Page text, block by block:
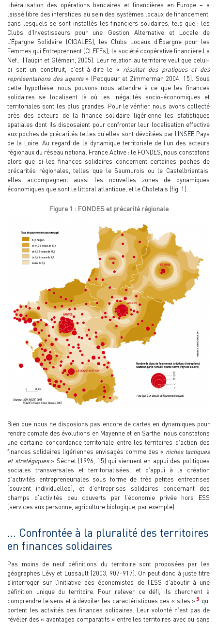
libéralisation des opérations bancaires et financières en Europe – a
laissé libre des interstices au sein des systèmes locaux de financement,
dans lesquels se sont installés les financiers solidaires, tels que : les
Clubs d’Investisseurs pour une Gestion Alternative et Locale de
L’Épargne Solidaire (CIGALES), les Clubs Locaux d’Épargne pour les
Femmes qui Entreprennent (CLEFEs), la société coopérative financière La
Nef… (Taupin et Glémain, 2005). Leur relation au territoire veut que celui-
ci soit un construit, c’est-à-dire le « résultat des pratiques et des
représentations des agents» (Pecqueur et Zimmerman 2004, 15). Sous
cette hypothèse, nous pouvons nous attendre à ce que les finances
solidaires se localisent là où les inégalités socio-économiques et
territoriales sont les plus grandes. Pour le vérifier, nous avons collecté
près des acteurs de la finance solidaire ligérienne les statistiques
spatiales dont ils disposaient pour confronter leur localisation effective
aux poches de précarités telles qu’elles sont dévoilées par l’INSEE Pays
de la Loire. Au regard de la dynamique territoriale de l’un des acteurs
régionaux du réseau national France Active : le FONDES, nous constatons
alors que si les finances solidaires concernent certaines poches de
précarités régionales, telles que le Saumurois ou le Castelbriantais,
elles accompagnent aussi les nouvelles zones de dynamiques
économiques que sont le littoral atlantique, et le Choletais (fig. 1).
Figure 1 : FONDES et précarité régionale
Bien que nous ne disposions pas encore de cartes en dynamiques pour
rendre compte des évolutions en Mayenne et en Sarthe, nous constatons
une certaine concordance territoriale entre les territoires d’action des
finances solidaires ligériennes envisagés comme des « niches tactiques
et stratégiques» Séchet (1996, 15) qui viennent en appui des politiques
sociales transversales et territorialisées, et d’appui à la création
d’activités entrepreneuriales sous forme de très petites entreprises
(souvent individuelles), et d’entreprises solidaires concernant des
champs d’activités peu couverts par l’économie privée hors ESS
(services aux personne, agriculture biologique, par exemple).
… Confrontée à la pluralité des territoires
en finances solidaires
Pas moins de neuf définitions du territoire sont proposées par les
géographes Lévy et Lussault (2003, 907-917). On peut donc à juste titre
s’interroger sur l’initiative des économistes de l’ESS d’aboutir à une
définition unique du territoire. Pour relever ce défi, ils cherchent à
comprendre le sens et à dévoiler les caractéristiques des « sites » 5 qui
portent les activités des finances solidaires. Leur volonté n’est pas de
révéler des « avantages comparatifs » entre les territoires avec ou sans